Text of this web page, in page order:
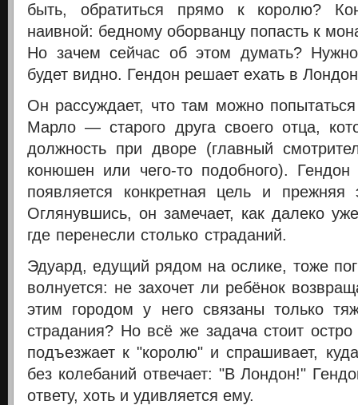
быть, обратиться прямо к королю?
наивной: бедному оборванцу попасть к
Но зачем сейчас об этом думать?
будет видно. Гендон решает ехать в
Он рассуждает, что там можно
Марло — старого друга своего отца,
должность при дворе (главный
конюшен или чего-то подобного). Гендон
появляется конкретная цель и прежняя
Оглянувшись, он замечает, как далеко
где перенесли столько страданий.
Эдуард, едущий рядом на ослике, тоже
волнуется: не захочет ли ребёнок
этим городом у него связаны только
страдания? Но всё же задача стоит
подъезжает к "королю" и спрашивает,
без колебаний отвечает: "В Лондон!"
ответу, хоть и удивляется ему.